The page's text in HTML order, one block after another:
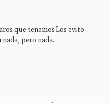
que tenemos.Los evito
pero nada.